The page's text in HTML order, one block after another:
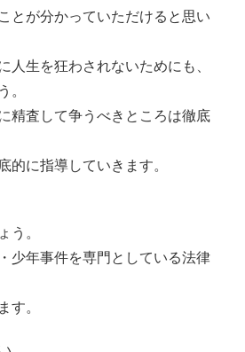
とが分かっていただけると思い
人生を狂わされないためにも、
。
精査して争うべきところは徹底
的に指導していきます。
う。
少年事件を専門としている法律
す。